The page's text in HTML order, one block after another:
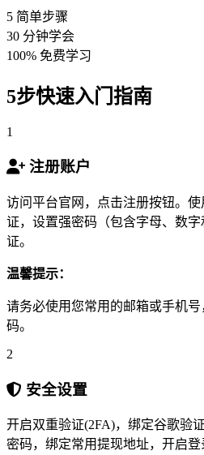
5 简单步骤
30 分钟学会
100% 免费学习
5步快速入门指南
1
注册账户
访问平台官网，点击注册按钮。
证，设置强密码（包含字母、数
证。
温馨提示：
请务必使用您常用的邮箱或手机
码。
2
安全设置
开启双重验证(2FA)，绑定谷歌验
密码，绑定常用提现地址，开启登